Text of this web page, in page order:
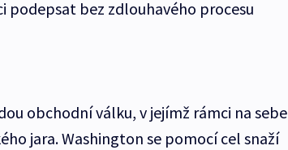
podepsat bez zdlouhavého procesu
obchodní válku, v jejímž rámci na sebe
jara. Washington se pomocí cel snaží